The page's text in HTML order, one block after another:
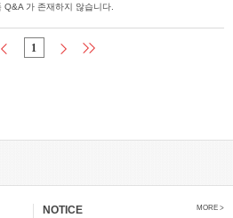
Q&A 가 존재하지 않습니다.
1
NOTICE MORE >